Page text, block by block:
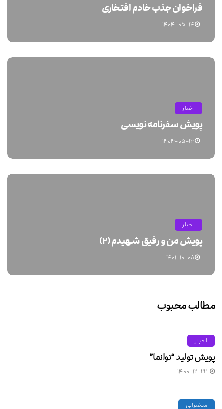
فراخوان جذب خادم افتخاری
۱۴۰۴-۰۵-۱۴
اخبار
پویش سفرنامه نویسی
۱۴۰۴-۰۵-۱۴
اخبار
پویش من و رفیق شهیدم (۲)
۱۴۰۱-۱۰-۰۸
مطالب محبوب
اخبار
پویش تولید “نوانما”
۱۴۰۰-۱۲-۲۲
سخنرانی